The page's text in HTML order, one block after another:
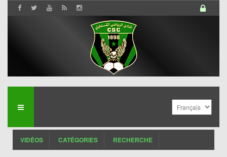
VIDÉOS CATÉGORIES RECHERCHE